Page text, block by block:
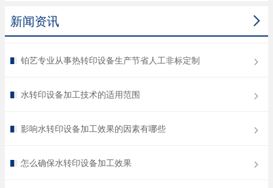

新闻资讯
铂艺专业从事热转印设备生产节省人工非标定制
水转印设备加工技术的适用范围
影响水转印设备加工效果的因素有哪些
怎么确保水转印设备加工效果